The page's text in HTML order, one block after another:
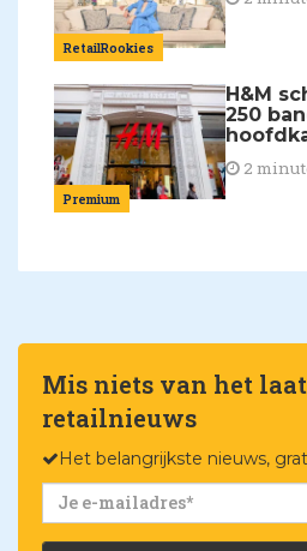
RetailRookies
Premium
H&M
250
2
Mis niets van het
retailnieuws
Het belangrijkste nieuws,